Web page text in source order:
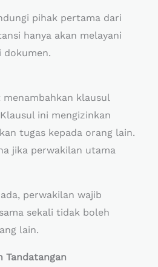
pihak pertama dari
hanya akan melayani
dokumen.
klausul
ini mengizinkan
tugas kepada orang lain.
jika perwakilan utama
perwakilan wajib
sekali tidak boleh
lain.
Tandatangan